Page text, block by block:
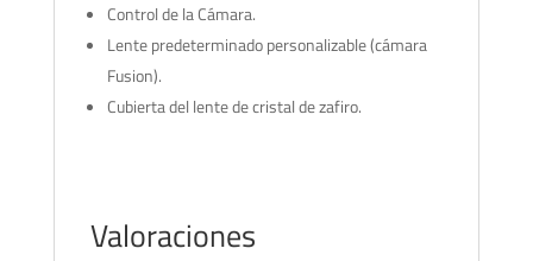
Control de la Cámara.
Lente predeterminado personalizable (cámara
Fusion).
Cubierta del lente de cristal de zafiro.
Valoraciones